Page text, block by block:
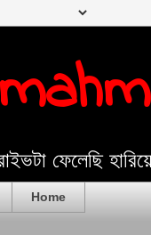
ফেলেছি
Home